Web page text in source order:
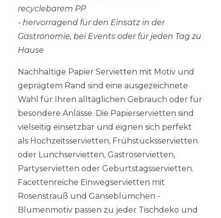
recyclebarem PP
- hervorragend für den Einsatz in der
Gastronomie, bei Events oder für jeden Tag zu
Hause
Nachhaltige Papier Servietten mit Motiv und
geprägtem Rand sind eine ausgezeichnete
Wahl für Ihren alltäglichen Gebrauch oder für
besondere Anlässe. Die Papierservietten sind
vielseitig einsetzbar und eignen sich perfekt
als Hochzeitsservietten, Frühstücksservietten
oder Lunchservietten, Gastroservietten,
Partyservietten oder Geburtstagsservietten.
Facettenreiche Einwegservietten mit
Rosenstrauß und Gänseblümchen -
Blumenmotiv passen zu jeder Tischdeko und